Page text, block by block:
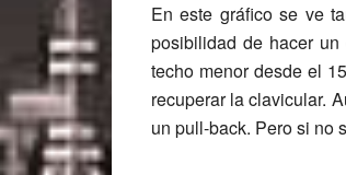
En este gráfico se ve
posibilidad de hacer
techo menor desde el
recuperar la clavicular.
un pull-back. Pero si no